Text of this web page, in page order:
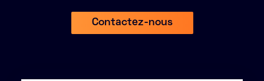
ServicesContactez-nous